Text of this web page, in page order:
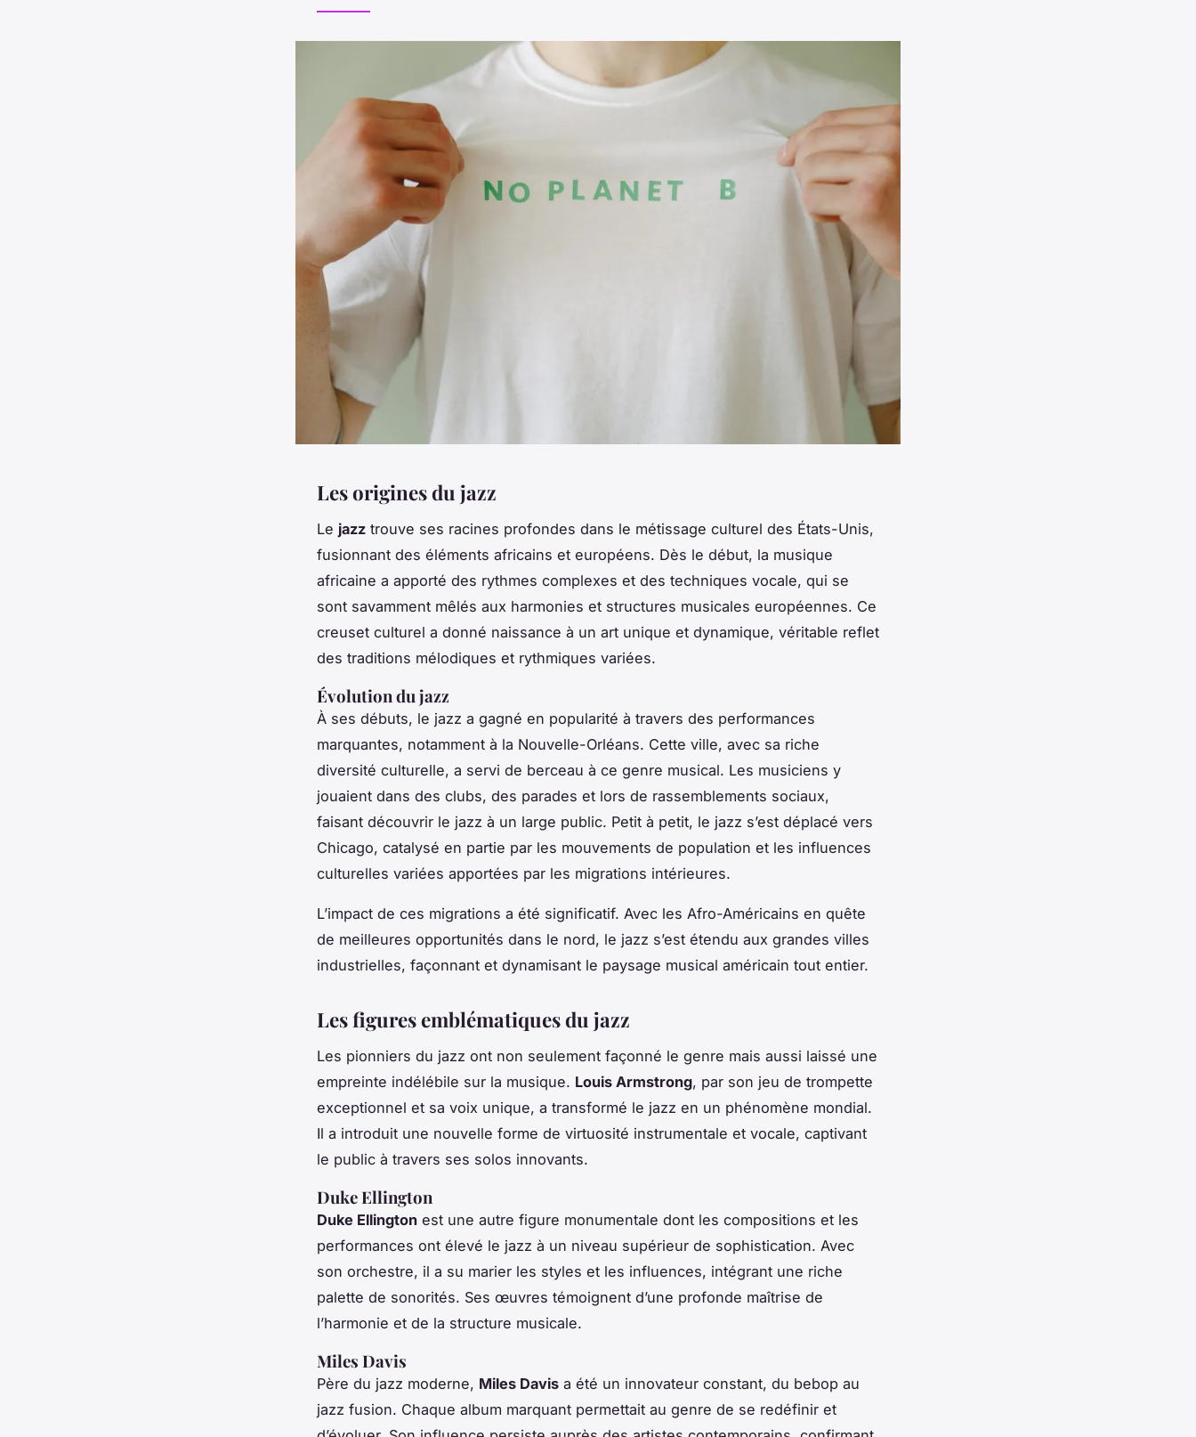
Les origines du jazz
Le jazz trouve ses racines profondes dans le métissage culturel des États-Unis,
fusionnant des éléments africains et européens. Dès le début, la musique
africaine a apporté des rythmes complexes et des techniques vocale, qui se
sont savamment mêlés aux harmonies et structures musicales européennes. Ce
creuset culturel a donné naissance à un art unique et dynamique, véritable reflet
des traditions mélodiques et rythmiques variées.
Évolution du jazz
À ses débuts, le jazz a gagné en popularité à travers des performances
marquantes, notamment à la Nouvelle-Orléans. Cette ville, avec sa riche
diversité culturelle, a servi de berceau à ce genre musical. Les musiciens y
jouaient dans des clubs, des parades et lors de rassemblements sociaux,
faisant découvrir le jazz à un large public. Petit à petit, le jazz s’est déplacé vers
Chicago, catalysé en partie par les mouvements de population et les influences
culturelles variées apportées par les migrations intérieures.
L’impact de ces migrations a été significatif. Avec les Afro-Américains en quête
de meilleures opportunités dans le nord, le jazz s’est étendu aux grandes villes
industrielles, façonnant et dynamisant le paysage musical américain tout entier.
Les figures emblématiques du jazz
Les pionniers du jazz ont non seulement façonné le genre mais aussi laissé une
empreinte indélébile sur la musique. Louis Armstrong, par son jeu de trompette
exceptionnel et sa voix unique, a transformé le jazz en un phénomène mondial.
Il a introduit une nouvelle forme de virtuosité instrumentale et vocale, captivant
le public à travers ses solos innovants.
Duke Ellington
Duke Ellington est une autre figure monumentale dont les compositions et les
performances ont élevé le jazz à un niveau supérieur de sophistication. Avec
son orchestre, il a su marier les styles et les influences, intégrant une riche
palette de sonorités. Ses œuvres témoignent d’une profonde maîtrise de
l’harmonie et de la structure musicale.
Miles Davis
Père du jazz moderne, Miles Davis a été un innovateur constant, du bebop au
jazz fusion. Chaque album marquant permettait au genre de se redéfinir et